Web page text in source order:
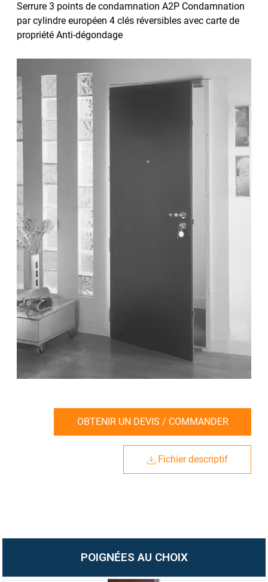
Serrure 3 points de condamnation A2P Condamnation
par cylindre européen 4 clés réversibles avec carte de
propriété Anti-dégondage
OBTENIR UN DEVIS / COMMANDER
Fichier descriptif
POIGNÉES AU CHOIX